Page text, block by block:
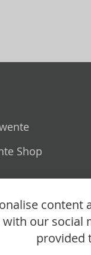
Shop
our social
provided